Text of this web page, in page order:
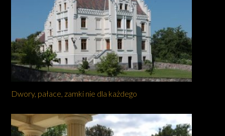
Dwory, pałace, zamki nie dla każdego